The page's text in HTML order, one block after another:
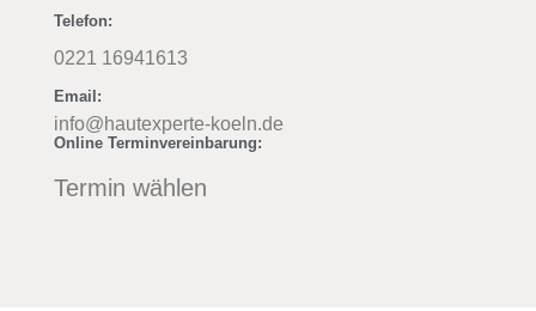
Telefon:
0221 16941613
Email:
info@hautexperte-koeln.de
Online Terminvereinbarung:
Termin wählen